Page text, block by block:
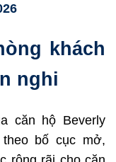
khách
nghi
căn hộ Beverly
bố cục mở,